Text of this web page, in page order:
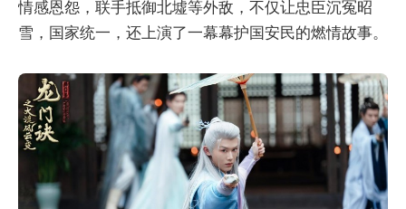
情感恩怨，联手抵御北墟等外敌，不仅让忠臣沉冤昭
雪，国家统一，还上演了一幕幕护国安民的燃情故事。